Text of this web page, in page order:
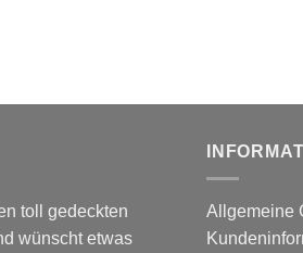
toll gedeckten
wünscht etwas
Allgemeine